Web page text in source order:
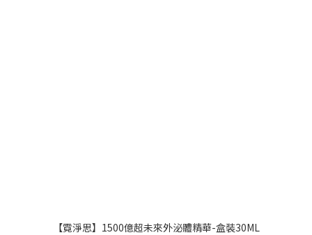
【霓淨思】1500億超未來外泌體精華-盒裝30ML